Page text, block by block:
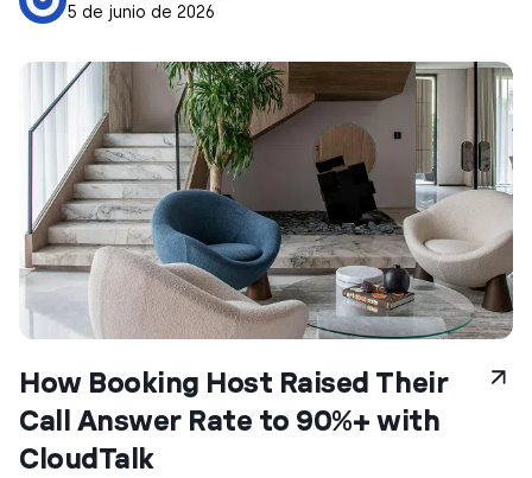
5 de junio de 2026
How Booking Host Raised Their
Call Answer Rate to 90%+ with
CloudTalk